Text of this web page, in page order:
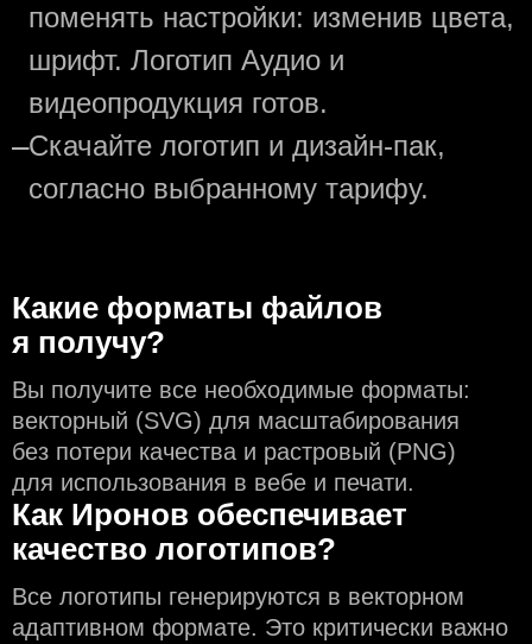
поменять настройки: изменив цвета,
шрифт. Логотип Аудио и
видеопродукция готов.
—Скачайте логотип и дизайн-пак,
согласно выбранному тарифу.
Какие форматы файлов
я получу?
Вы получите все необходимые форматы:
векторный (SVG) для масштабирования
без потери качества и растровый (PNG)
для использования в вебе и печати.
Как Иронов обеспечивает
качество логотипов?
Все логотипы генерируются в векторном
адаптивном формате. Это критически важно